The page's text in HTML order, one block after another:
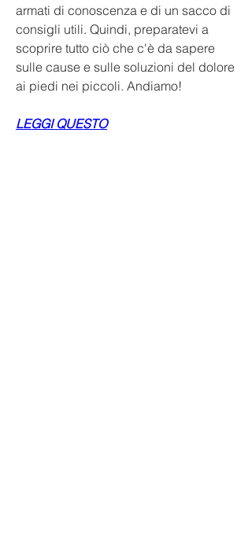
armati di conoscenza e di un sacco di
consigli utili. Quindi, preparatevi a
scoprire tutto ciò che c'è da sapere
sulle cause e sulle soluzioni del dolore
ai piedi nei piccoli. Andiamo!
LEGGI QUESTO